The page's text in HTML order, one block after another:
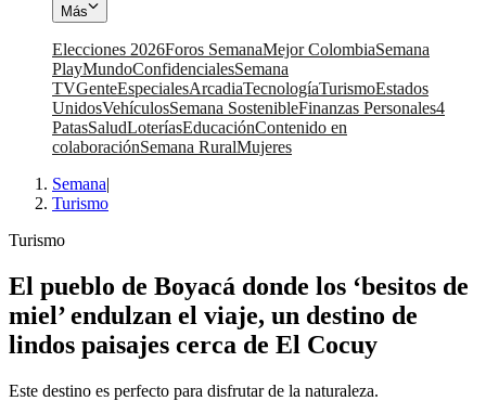
Más
Elecciones 2026Foros SemanaMejor ColombiaSemana
PlayMundoConfidencialesSemana
TVGenteEspecialesArcadiaTecnologíaTurismoEstados
UnidosVehículosSemana SostenibleFinanzas Personales4
PatasSaludLoteríasEducaciónContenido en
colaboraciónSemana RuralMujeres
Semana|
Turismo
Turismo
El pueblo de Boyacá donde los ‘besitos de
miel’ endulzan el viaje, un destino de
lindos paisajes cerca de El Cocuy
Este destino es perfecto para disfrutar de la naturaleza.